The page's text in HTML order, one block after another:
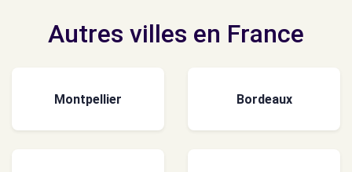
Autres villes en France
Montpellier Bordeaux